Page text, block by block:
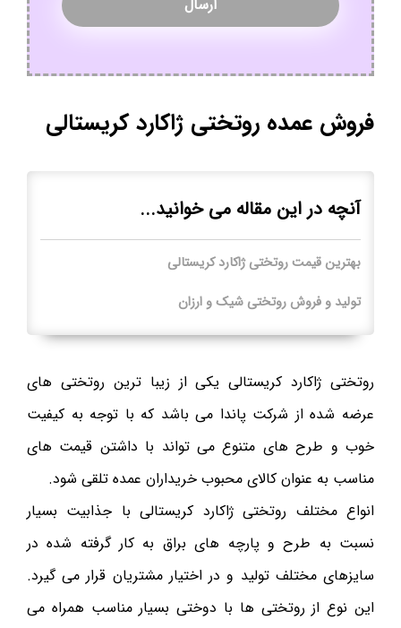
فروش عمده روتختی ژاکارد کریستالی
آنچه در این مقاله می خوانید...
بهترین قیمت روتختی ژاکارد کریستالی
تولید و فروش روتختی شیک و ارزان
روتختی ژاکارد کریستالی یکی از زیبا ترین روتختی های
عرضه شده از شرکت پاندا می باشد که با توجه به کیفیت
خوب و طرح های متنوع می تواند با داشتن قیمت های
مناسب به عنوان کالای محبوب خریداران عمده تلقی شود.
انواع مختلف روتختی ژاکارد کریستالی با جذابیت بسیار
نسبت به طرح و پارچه های براق به کار گرفته شده در
سایزهای مختلف تولید و در اختیار مشتریان قرار می گیرد.
این نوع از روتختی ها با دوختی بسیار مناسب همراه می